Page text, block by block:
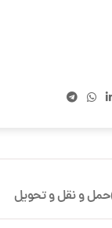
حمل و نقل و تحویل